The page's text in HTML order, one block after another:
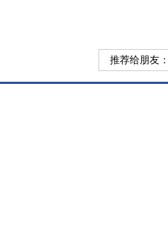
推荐给朋友：